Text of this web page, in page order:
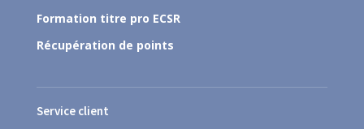
Formation titre pro ECSR
Récupération de points
Service client